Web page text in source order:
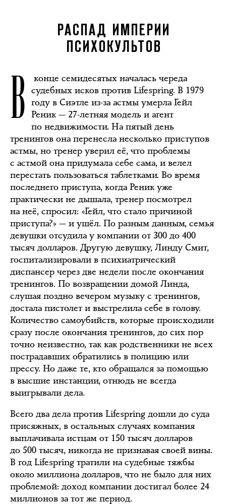
РАСПАД ИМПЕРИИ
ПСИХОКУЛЬТОВ
В
конце семидесятых началась череда
судебных исков против Lifespring. В 1979
году в Сиэтле из-за астмы умерла Гейл
Реник — 27-летняя модель и агент
по недвижимости. На пятый день
тренингов она перенесла несколько приступов
астмы, но тренер уверил её, что проблемы
с астмой она придумала себе сама, и велел
перестать пользоваться таблетками. Во время
последнего приступа, когда Реник уже
практически не дышала, тренер посмотрел
на неё, спросил: «Гейл, что стало причиной
приступа?» — и ушёл.‎ По разным данным, семья
девушки отсудила у компании от 300 до 400
тысяч долларов. Другую девушку, Линду Смит,
госпитализировали в психиатрический
диспансер через две недели после окончания
тренингов. По возвращении домой Линда,
слушая поздно вечером музыку с тренингов,
достала пистолет и выстрелила себе в голову.
Количество самоубийств, которые происходили
сразу после окончания тренингов, до сих пор
точно неизвестно, так как родственники не всех
пострадавших обратились в полицию или
прессу. Но даже те, кто обращался за помощью
в высшие инстанции, отнюдь не всегда
выигрывали дела.
Всего два дела против Lifespring дошли до суда
присяжных, в остальных случаях компания
выплачивала истцам от 150 тысяч долларов
до 500 тысяч, никогда не признавая своей вины.
В год Lifespring тратили на судебные тяжбы
около миллиона долларов, что не было для них
проблемой: доход компании достигал более 24
миллионов за тот же период.